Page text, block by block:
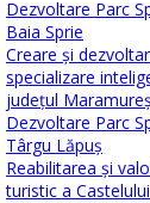
Dezvoltare Parc
Baia Sprie
Creare și
specializare
județul Maramureș
Dezvoltare Parc
Târgu Lăpuș
Reabilitarea și
turistic a